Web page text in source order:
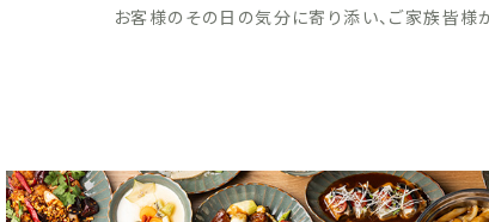
お客様のその日の気分に寄り添い、ご家族皆様